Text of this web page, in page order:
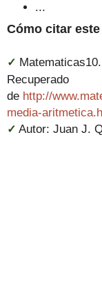
...
Cómo citar
✓
Recuperado
de http://
media-
✓ Autor: Juan J.